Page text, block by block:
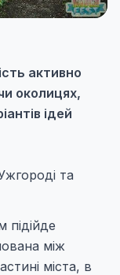
активно
околицях,
ідей
та
між
міста, в